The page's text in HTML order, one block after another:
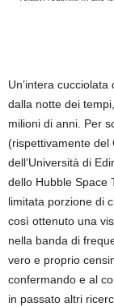
Un’intera
dalla notte dei
milioni di anni. Per
(rispettivamente del
dell’Università di
dello Hubble Space
limitata porzione di
così ottenuto una
nella banda di
vero e proprio
confermando e al
in passato altri